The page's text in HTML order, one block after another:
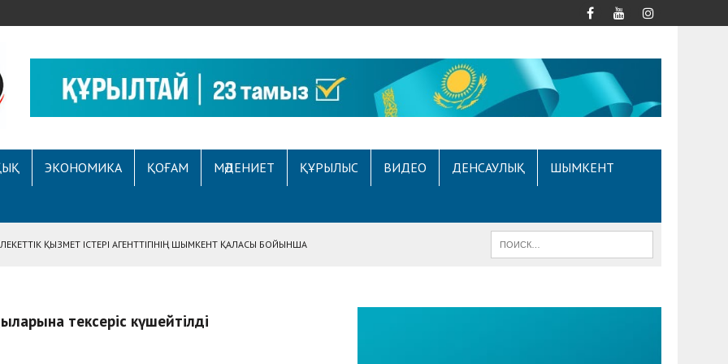
ЭКОНОМИКА ҚОҒАМ МӘДЕНИЕТ ҚҰРЫЛЫС ВИДЕО ДЕНСАУЛЫҚ ШЫМКЕНТ
ҚЫЗМЕТ ІСТЕРІ АГЕНТТІГІНІҢ ШЫМКЕНТ ҚАЛАСЫ БОЙЫНША
САУАТТЫЛЫҚ МӘСЕЛЕЛЕРІ ТАЛҚЫЛАНДЫ
СҰХБАТ БЕРІЛДІ
тексеріс күшейтілді